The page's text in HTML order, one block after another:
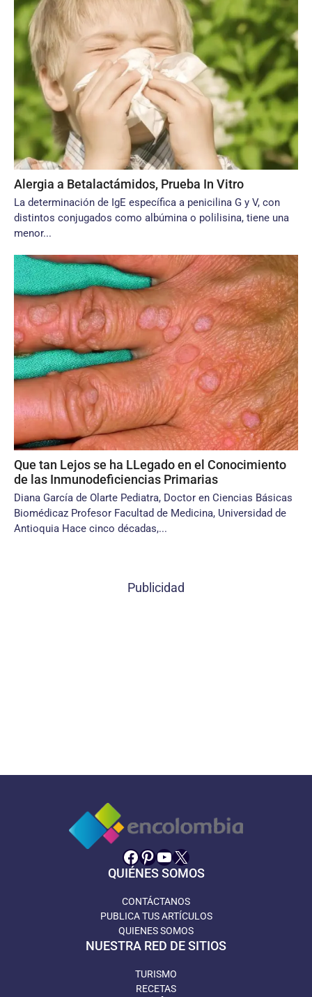
Alergia a Betalactámidos, Prueba In Vitro
La determinación de IgE específica a penicilina G y V, con
distintos conjugados como albúmina o polilisina, tiene una
menor...
Que tan Lejos se ha LLegado en el Conocimiento
de las Inmunodeficiencias Primarias
Diana García de Olarte Pediatra, Doctor en Ciencias Básicas
Biomédicaz Profesor Facultad de Medicina, Universidad de
Antioquia Hace cinco décadas,...
Publicidad
Facebook
Pinterest
YouTube
X
QUIÉNES SOMOS
CONTÁCTANOS
PUBLICA TUS ARTÍCULOS
QUIENES SOMOS
NUESTRA RED DE SITIOS
TURISMO
RECETAS